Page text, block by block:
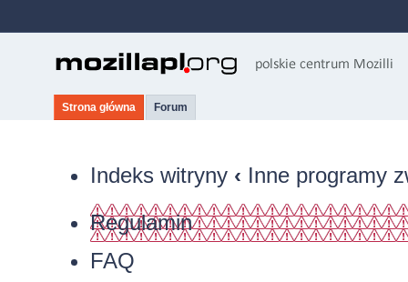
Strona główna Forum
Indeks witryny ‹ Inne programy
Regulamin
FAQ